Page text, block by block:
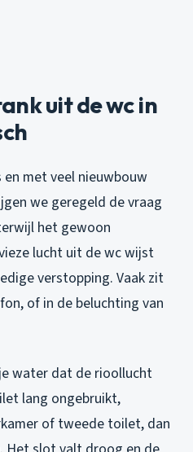
uit de wc in
met veel nieuwbouw
we geregeld de vraag
het gewoon
lucht uit de wc wijst
verstopping. Vaak zit
of in de beluchting van
water dat de rioollucht
lang ongebruikt,
of tweede toilet, dan